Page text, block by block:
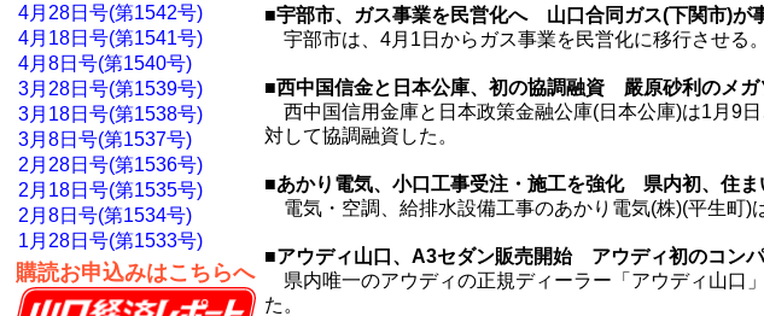
4月28日号(第1542号)
4月18日号(第1541号)
4月8日号(第1540号)
3月28日号(第1539号)
3月18日号(第1538号)
3月8日号(第1537号)
2月28日号(第1536号)
2月18日号(第1535号)
2月8日号(第1534号)
1月28日号(第1533号)
購読お申込みはこちらへ
■宇部市、ガス事業を民営化へ 山口合同ガス(下関市)が
宇部市は、4月1日からガス事業を民営化に移行させる
■西中国信金と日本公庫、初の協調融資 嚴原砂利のメガ
西中国信用金庫と日本政策金融公庫(日本公庫)は1月9
対して協調融資した。
■あかり電気、小口工事受注・施工を強化 県内初、住ま
電気・空調、給排水設備工事のあかり電気(株)(平生町)
■アウディ山口、A3セダン販売開始 アウディ初のコン
県内唯一のアウディの正規ディーラー「アウディ山口
た。